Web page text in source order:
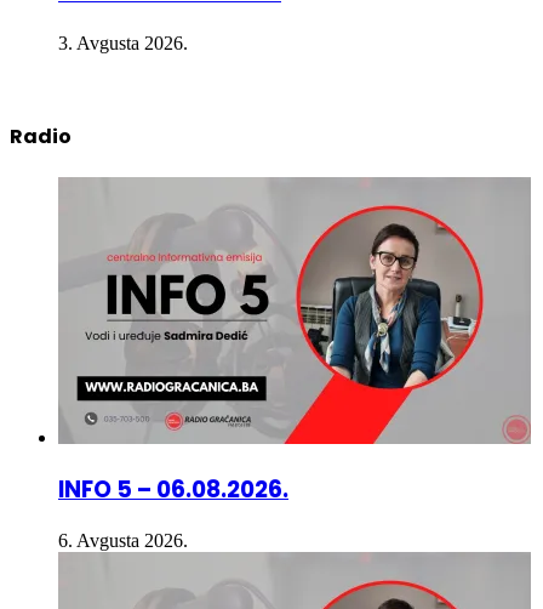
INFO 5 – 06.08.2026.
6. Avgusta 2026.